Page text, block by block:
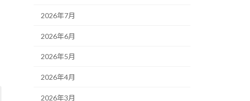
2026年7月
2026年6月
2026年5月
2026年4月
2026年3月